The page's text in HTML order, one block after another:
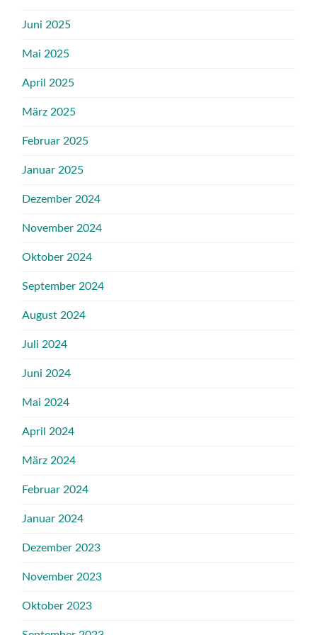
Juni 2025
Mai 2025
April 2025
März 2025
Februar 2025
Januar 2025
Dezember 2024
November 2024
Oktober 2024
September 2024
August 2024
Juli 2024
Juni 2024
Mai 2024
April 2024
März 2024
Februar 2024
Januar 2024
Dezember 2023
November 2023
Oktober 2023